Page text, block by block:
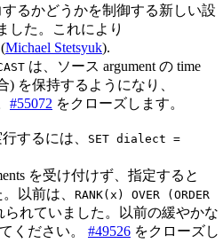
るかどうかを制御する新しい設
した。これにより
(Miсhael Stetsyuk).
は、ソース argument の time
) を保持するようになり、
#55072 をクローズします。
するには、
SET dialect =
を受け付けず、指定すると
以前は、 RANK(x) OVER (ORDER
られていました。以前の緩やかな
ください。 #49526 をクローズし